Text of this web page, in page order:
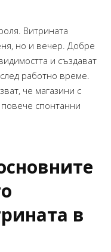
Витрината
но и вечер. Добре
и създават
работно време.
че магазини с
спонтанни
в